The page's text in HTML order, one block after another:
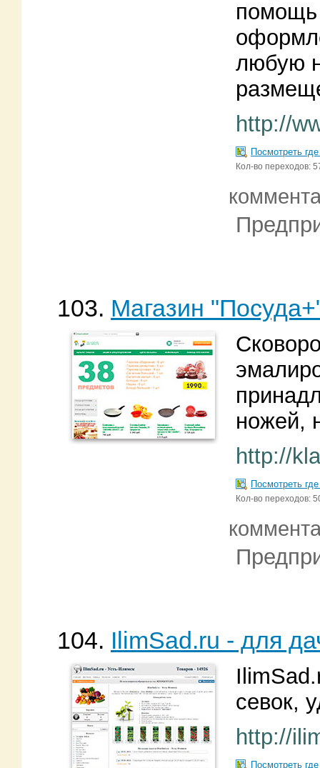
помощь
любую
http://
Посмотреть
Кол-во переходов:
103. Магазин
ножей,
http://
Посмотреть
Кол-во переходов:
104. IlimSad.ru - для
севок,
http://
Посмотреть